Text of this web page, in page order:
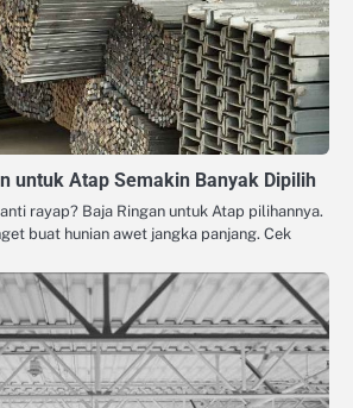
untuk Atap Semakin Banyak Dipilih
rayap? Baja Ringan untuk Atap pilihannya.
buat hunian awet jangka panjang. Cek